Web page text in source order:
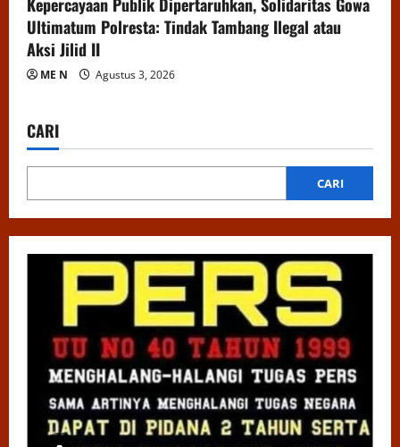
Ultimatum Polresta: Tindak Tambang Ilegal atau
Aksi Jilid II
ME N Agustus 3, 2026
CARI
CARI